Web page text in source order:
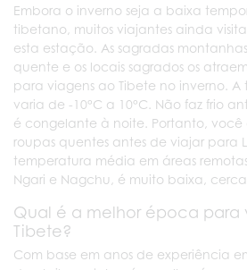
Embora o inverno seja a baixa
tibetano, muitos viajantes ainda
esta estação. As sagradas
quente e os locais sagrados os
para viagens ao Tibete no inverno. A
varia de -10°C a 10°C. Não faz frio
é congelante à noite. Portanto, você
roupas quentes antes de viajar para
temperatura média em áreas
Ngari e Nagchu, é muito baixa, cerca
Qual é a melhor época para
Tibete?
Com base em anos de experiência